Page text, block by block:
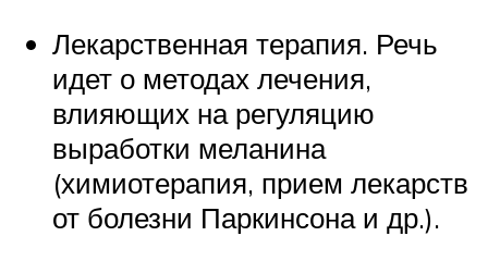
Лекарственная терапия. Речь
идет о методах лечения,
влияющих на регуляцию
выработки меланина
(химиотерапия, прием лекарств
от болезни Паркинсона и др.).